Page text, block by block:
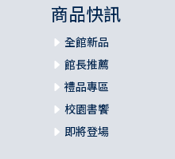
商品快訊
全館新品
館長推薦
禮品專區
校園書饗
即將登場